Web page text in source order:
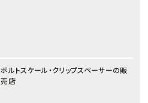
ボルトスケール・クリップスペーサーの販
売店